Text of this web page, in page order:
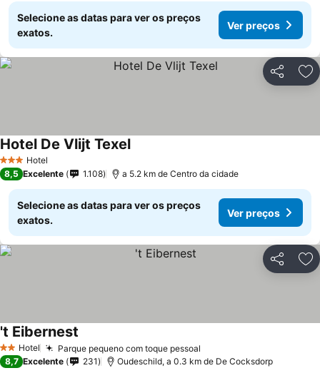
Selecione as datas para ver os preços
exatos.
Ver preços
Partilhar
3 EstrelasHotel
Hotel De Vlijt Texel
8,5 Excelente 1.108 a 5.2 km de Centro da cidade
Selecione as datas para ver os preços
exatos.
Ver preços
Partilhar
2 Estrelas
Hotel Parque pequeno com toque pessoal
't Eibernest
8,7 Excelente 231 Oudeschild, a 0.3 km de De Cocksdorp